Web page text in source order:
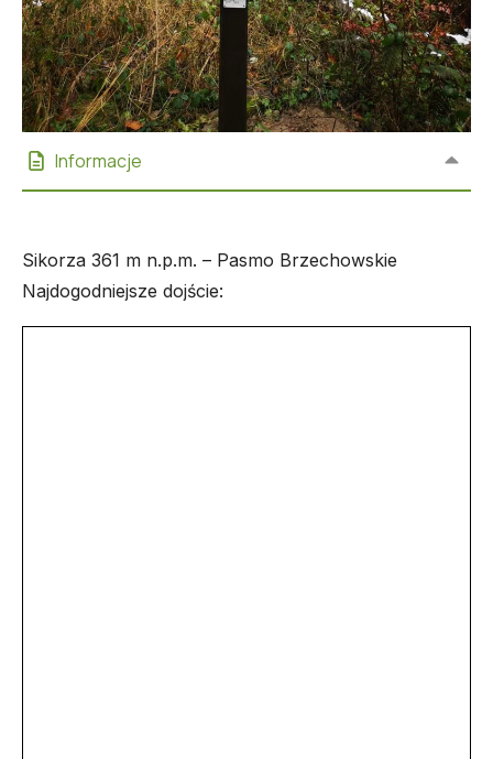
Informacje
Sikorza 361 m n.p.m. – Pasmo Brzechowskie
Najdogodniejsze dojście: